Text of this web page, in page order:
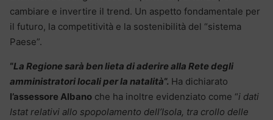
cambiare e invertire il trend. Un aspetto fondamentale per
il futuro, la competitività e la sostenibilità del “sistema
Paese”.
“La Regione sarà ben lieta di aderire alla Rete degli
amministratori locali per la natalità“. Ha dichiarato
l’assessore Albano che ha inoltre evidenziato come “i dati
Istat relativi allo spopolamento dell’Isola, tra crollo delle